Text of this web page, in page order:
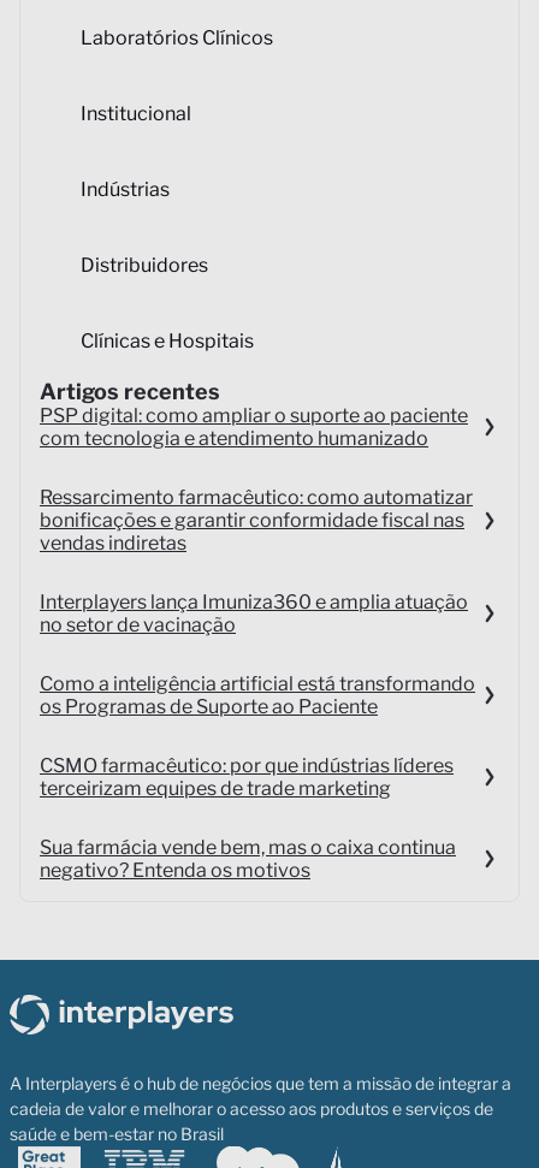
Laboratórios Clínicos
Institucional
Indústrias
Distribuidores
Clínicas e Hospitais
Artigos recentes
PSP digital: como ampliar o suporte ao paciente
com tecnologia e atendimento humanizado
Ressarcimento farmacêutico: como automatizar
bonificações e garantir conformidade fiscal nas
vendas indiretas
Interplayers lança Imuniza360 e amplia atuação
no setor de vacinação
Como a inteligência artificial está transformando
os Programas de Suporte ao Paciente
CSMO farmacêutico: por que indústrias líderes
terceirizam equipes de trade marketing
Sua farmácia vende bem, mas o caixa continua
negativo? Entenda os motivos
A Interplayers é o hub de negócios que tem a missão de integrar a
cadeia de valor e melhorar o acesso aos produtos e serviços de
saúde e bem-estar no Brasil